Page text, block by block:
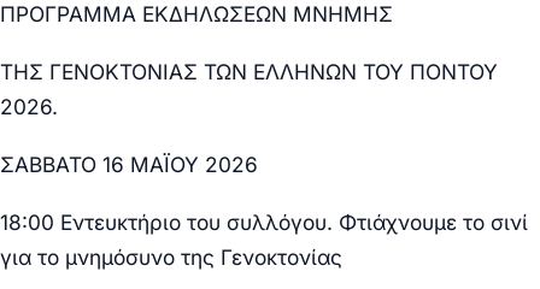
ΠΡΟΓΡΑΜΜΑ ΕΚΔΗΛΩΣΕΩΝ ΜΝΗΜΗΣ
ΤΗΣ ΓΕΝΟΚΤΟΝΙΑΣ ΤΩΝ ΕΛΛΗΝΩΝ ΤΟΥ ΠΟΝΤΟΥ
2026.
ΣΑΒΒΑΤΟ 16 ΜΑΪΟΥ 2026
18:00 Εντευκτήριο του συλλόγου. Φτιάχνουμε το σινί
για το μνημόσυνο της Γενοκτονίας